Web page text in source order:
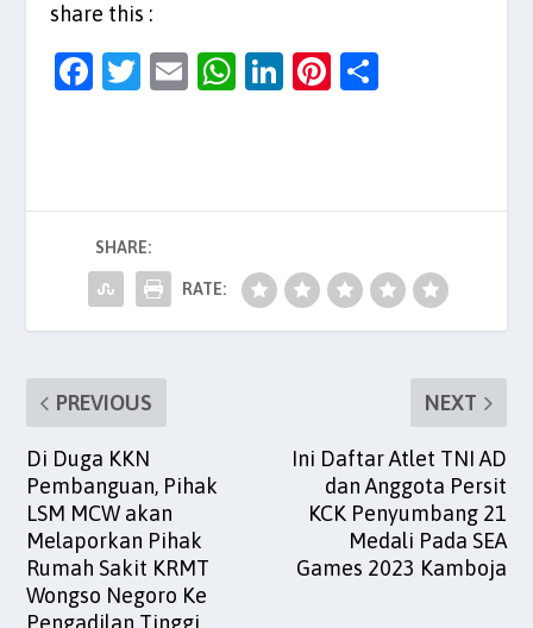
share this :
F
b
o
o
k
T
E
W
A
p
p
Li
dI
n
Pi
t
SHARE:
RATE:
PREVIOUS
Di Duga KKN
Pembanguan, Pihak
LSM MCW akan
Melaporkan Pihak
Rumah Sakit KRMT
Wongso Negoro Ke
Pengadilan Tinggi
NEXT
Ini Daftar Atlet TNI AD
dan Anggota Persit
KCK Penyumbang 21
Medali Pada SEA
Games 2023 Kamboja